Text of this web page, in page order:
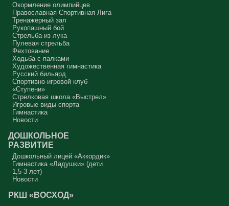
Окормление олимпийцев
Православная Спортивная Лига
Тренажерный зал
Рукопашный бой
Стрельба из лука
Пулевая стрельба
Фехтование
Ходьба с палками
Художественная гимнастика
Русский бильярд
Спортивно-игровой клуб
«Ступени»
Стрелковая школа «Выстрел»
Игровые виды спорта
Гимнастика
Новости
ДОШКОЛЬНОЕ
РАЗВИТИЕ
Дошкольный лицей «Аккордик»
Гимнастика «Ладушки» (дети
1,5-3 лет)
Новости
РКШ «ВОСХОД»